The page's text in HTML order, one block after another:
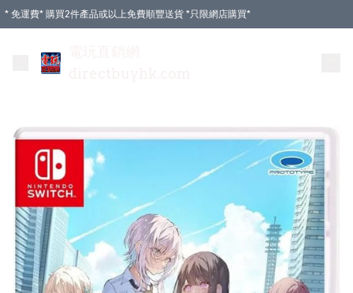
* 免運費* 購買2件產品或以上免費順豐送貨 *只限網店購買*